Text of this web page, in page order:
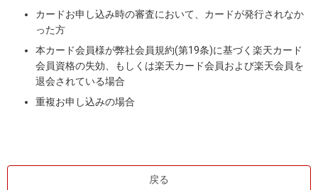
カードお申し込み時の審査において、カードが発行されなか
った方
本カード会員様が弊社会員規約(第19条)に基づく楽天カード
会員資格の失効、もしくは楽天カード会員および楽天会員を
退会されている場合
重複お申し込みの場合
戻る